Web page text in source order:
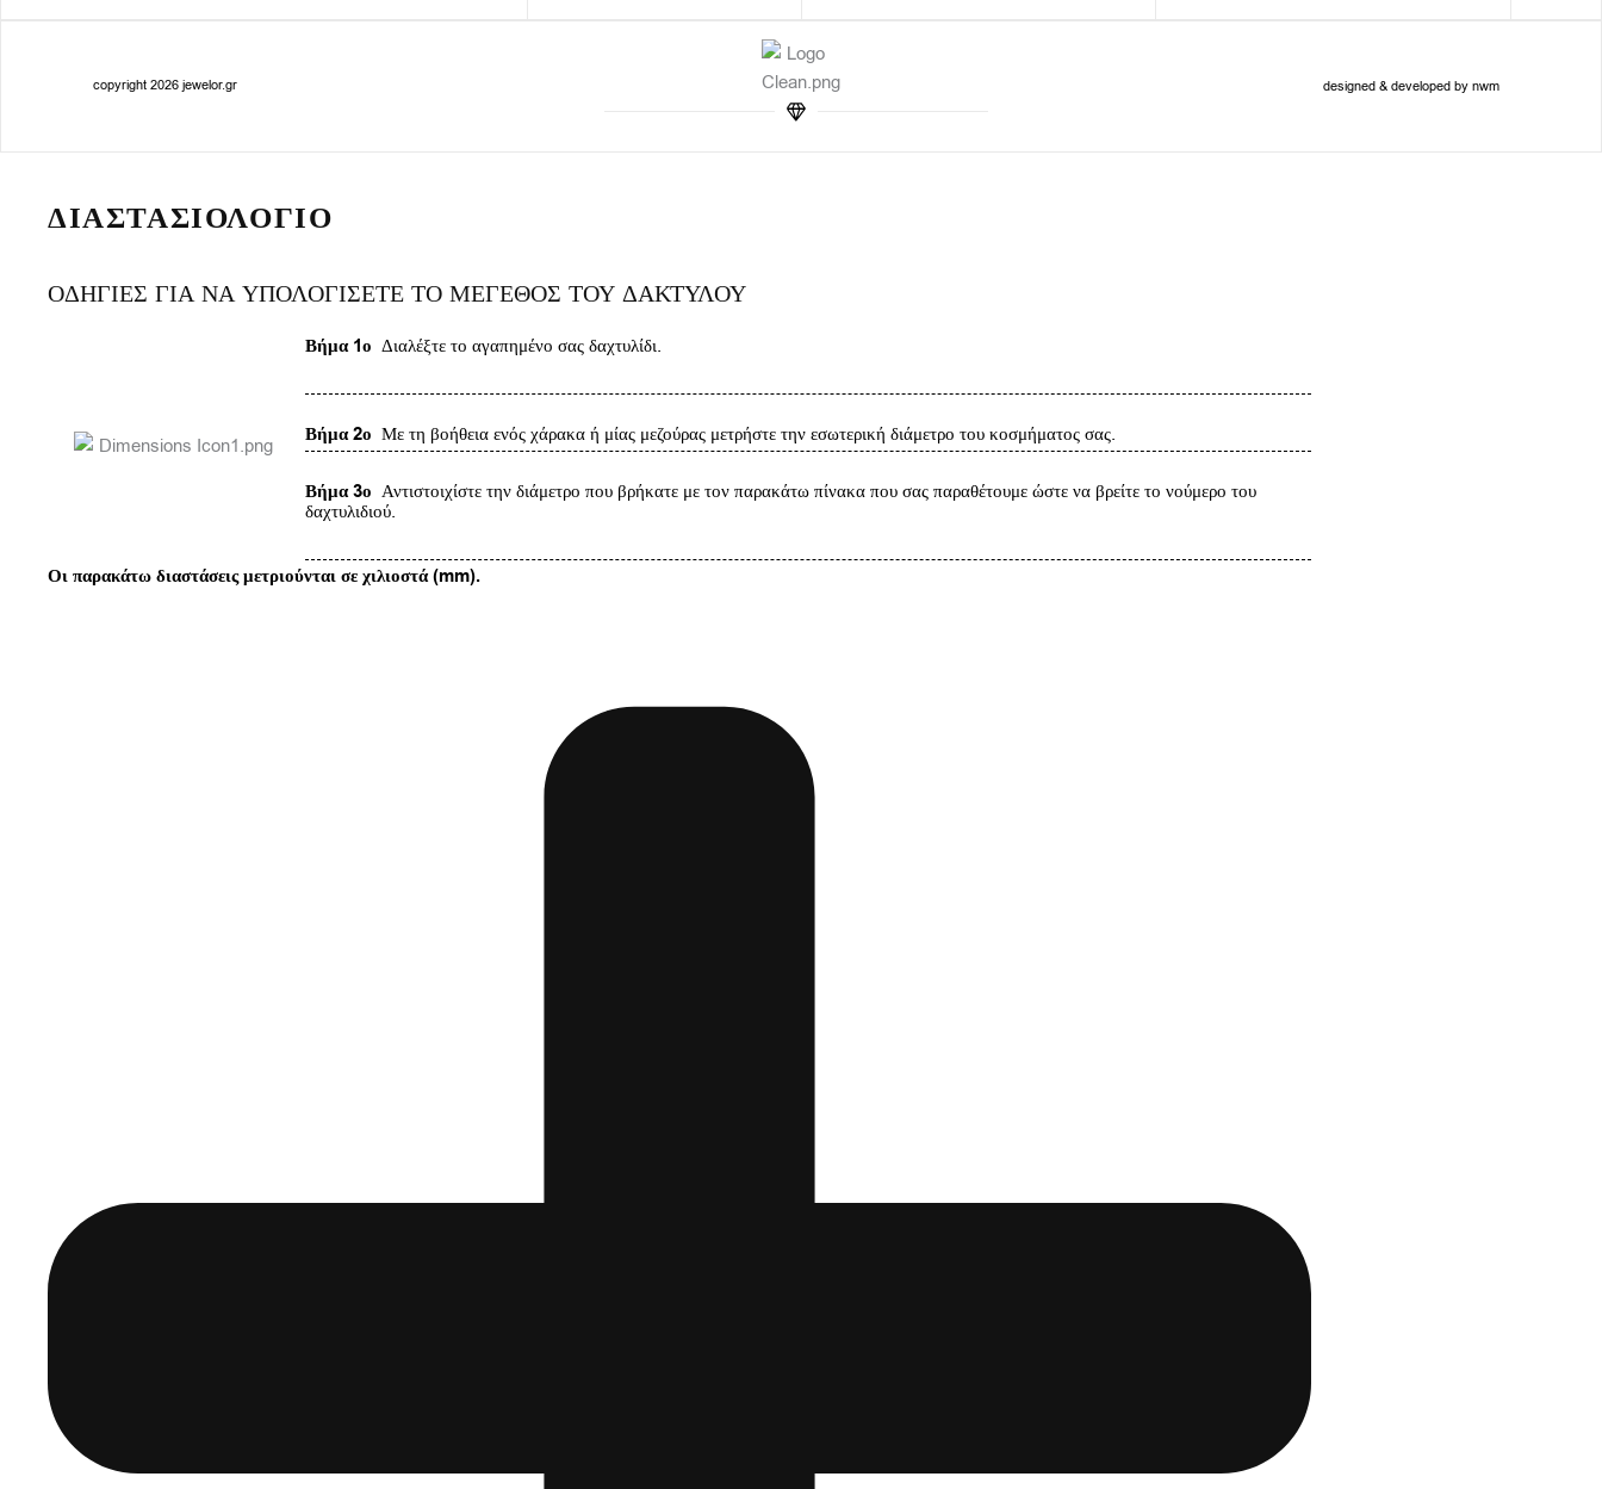
copyright 2026 jewelor.gr designed & developed by nwm
ΔΙΑΣΤΑΣΙΟΛΟΓΙΟ
ΟΔΗΓΙΕΣ ΓΙΑ ΝΑ ΥΠΟΛΟΓΙΣΕΤΕ ΤΟ ΜΕΓΕΘΟΣ ΤΟΥ ΔΑΚΤΥΛΟΥ
Βήμα 1ο Διαλέξτε το αγαπημένο σας δαχτυλίδι.
Βήμα 2ο Με τη βοήθεια ενός χάρακα ή μίας μεζούρας μετρήστε την εσωτερική διάμετρο του κοσμήματος σας.
Βήμα 3ο Αντιστοιχίστε την διάμετρο που βρήκατε με τον παρακάτω πίνακα που σας παραθέτουμε ώστε να βρείτε το νούμερο του
δαχτυλιδιού.
Οι παρακάτω διαστάσεις μετριούνται σε χιλιοστά (mm).